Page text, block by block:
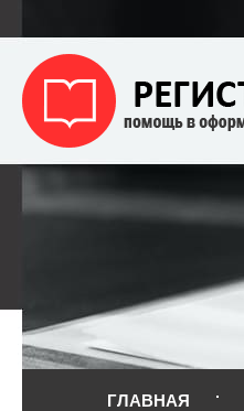
ГЛАВНАЯ